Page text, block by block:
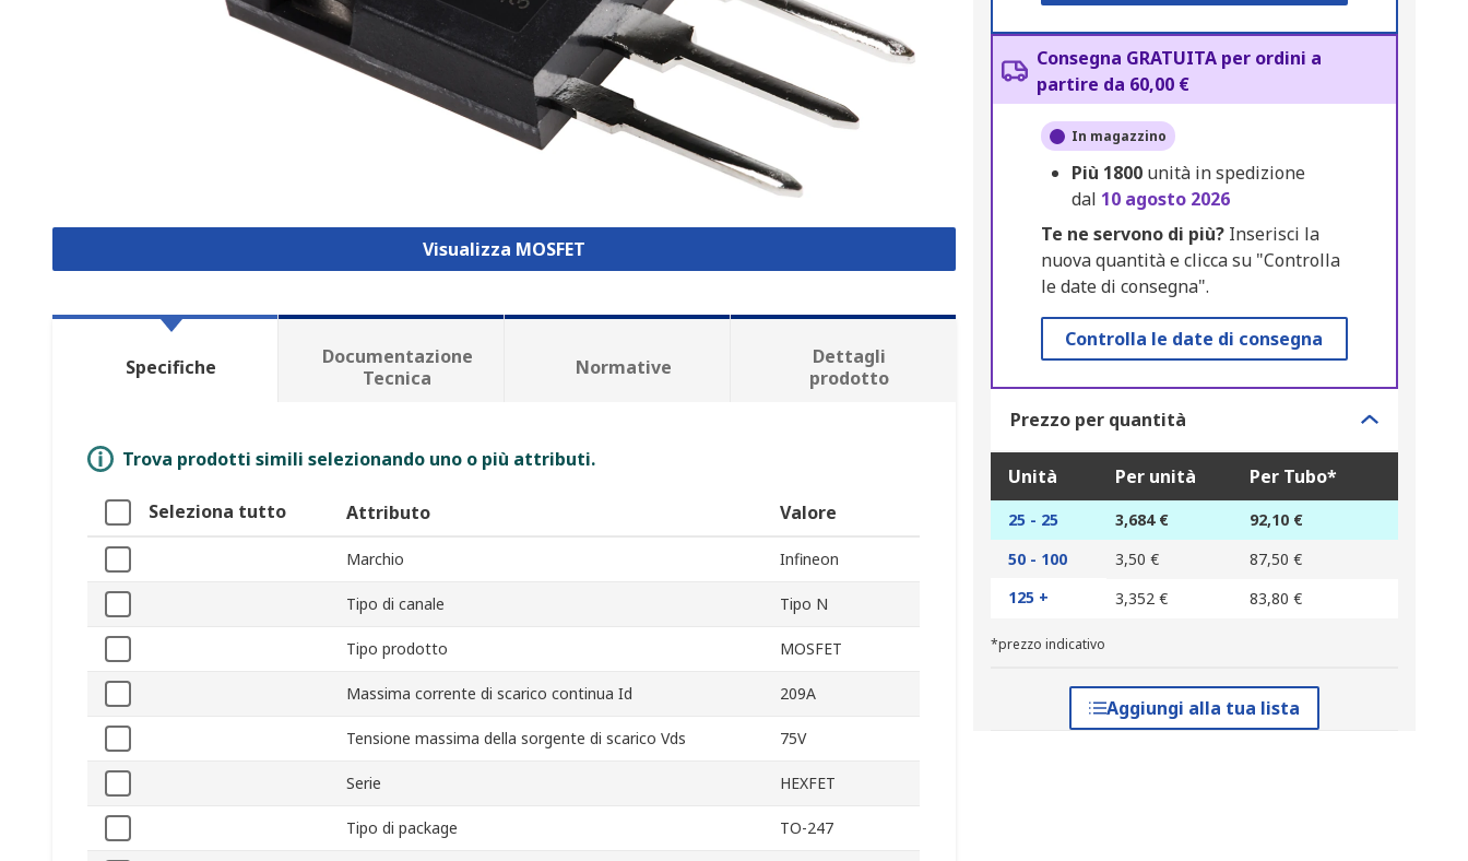
Visualizza MOSFET
Consegna GRATUITA per ordini a
partire da 60,00 €
In magazzino
Più 1800 unità in spedizione
dal 10 agosto 2026
Te ne servono di più?Inserisci la
nuova quantità e clicca su "Controlla
le date di consegna".
Controlla le date di consegna
Prezzo per quantità
Unità Per unità Per Tubo*
25 - 25 3,684 €
92,10 €
50 - 100
3,50 €
87,50 €
125 +
3,352 € 83,80 €
*prezzo indicativo
Aggiungi alla tua lista
Specifiche
Documentazione
Tecnica
Normative
Dettagli
prodotto
Trova prodotti simili selezionando uno o più attributi.
Seleziona tutto Attributo Valore
Marchio Infineon
Tipo di canale Tipo N
Tipo prodotto MOSFET
Massima corrente di scarico continua Id 209A
Tensione massima della sorgente di scarico Vds 75V
Serie HEXFET
Tipo di package TO-247